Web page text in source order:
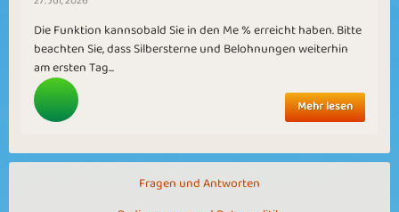
Die Funktion kannsobald Sie in den Me % erreicht haben. Bitte
beachten Sie, dass Silbersterne und Belohnungen weiterhin
am ersten Tag...
Mehr lesen
Fragen und Antworten